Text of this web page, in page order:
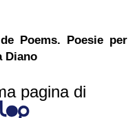
Poems. Poesie per
Diano
pagina di